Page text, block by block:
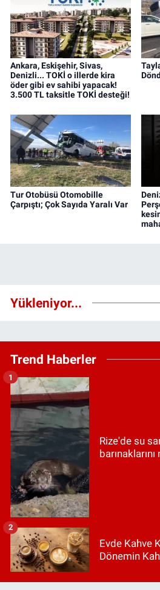
Ankara, Eskişehir, Sivas,
Denizli... TOKİ o illerde kira
öder gibi ev sahibi yapacak!
3.500 TL taksitle TOKİ desteği!
Tur Otobüsü Otomobille
Çarpıştı; Çok Sayıda Yaralı Var
Yükleniyor...
Trend Haberler
Rize'de su
1
Evde Kahve
Dönemin
2